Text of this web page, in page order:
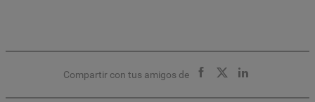
Compartir con tus amigos de